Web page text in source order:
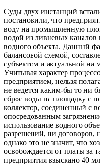
Суды двух инстанций
постановили, что
воду на промышленную
водой из ливневых каналов
водного объекта. Данный
балансовой схемой,
субъектом и актуальной на
Учитывая характер
предприятием, нельзя
не ведется каким-бы то ни
сброс воды на площадку с
коллектор, соединенный с
опосредованным
использование водного
разрешений, ни договоров,
однако это не значит, что
освобождается от платы за
предприятия взыскано 40